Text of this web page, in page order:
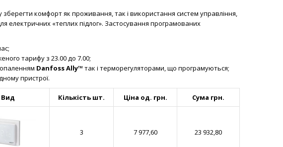
комфорт як проживання, так і використання систем управління,
електричних «теплих підлог». Застосування програмованих
тарифу з 23.00 до 7.00;
Danfoss Ally™ так і терморегуляторами, що програмуються;
пристрої.
Вид Кількість шт. Ціна од. грн. Сума грн.
3 7 977,60 23 932,80